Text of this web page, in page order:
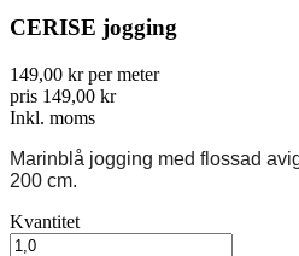
CERISE jogging
149,00 kr per meter
pris 149,00 kr
Inkl. moms
Marinblå jogging med flossad
200 cm.
Kvantitet